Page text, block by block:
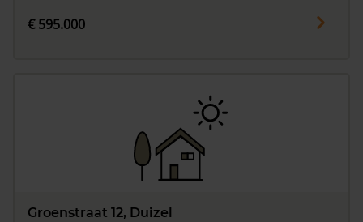
€ 595.000
Groenstraat 12, Duizel